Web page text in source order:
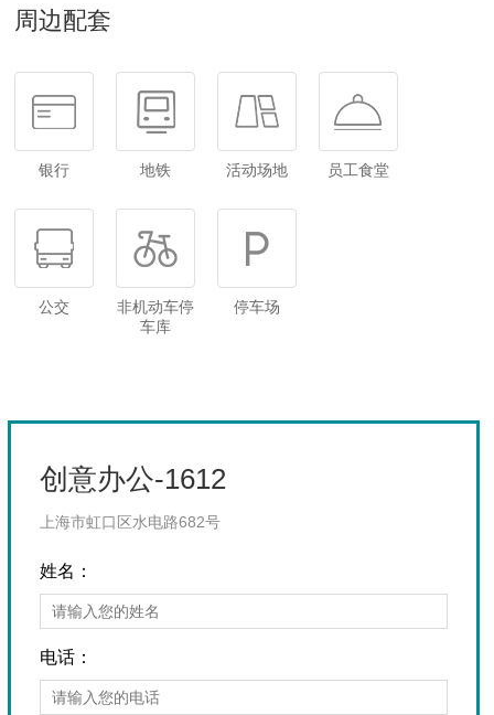
周边配套
银行 地铁 活动场地 员工食堂
公交
非机动车停
车库
停车场
创意办公-1612
上海市虹口区水电路682号
姓名：
电话：